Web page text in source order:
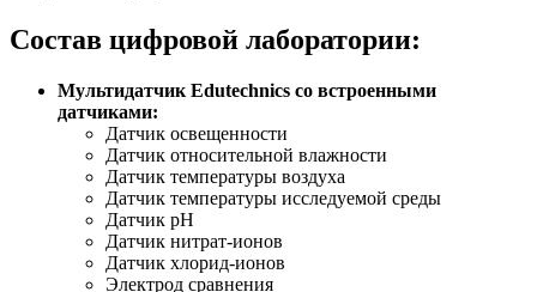
Состав цифровой лаборатории:
Мультидатчик Edutechnics со встроенными
датчиками:
Датчик освещенности
Датчик относительной влажности
Датчик температуры воздуха
Датчик температуры исследуемой среды
Датчик pH
Датчик нитрат-ионов
Датчик хлорид-ионов
Электрод сравнения